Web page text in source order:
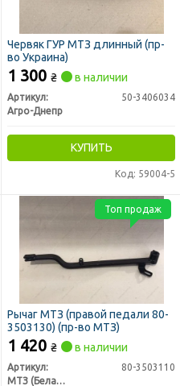
Червяк ГУР МТЗ длинный (пр-
во Украина)
1 300 ₴ в наличии
Артикул:
50-3406034
Агро-Днепр
КУПИТЬ
Код: 59004-5
Рычаг МТЗ (правой педали 80-
3503130) (пр-во МТЗ)
1 420 ₴ в наличии
Артикул:
80-3503110
МТЗ (Беларусь)
Топ продаж